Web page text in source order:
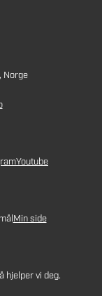
Norge
Youtube
Min side
hjelper vi deg.